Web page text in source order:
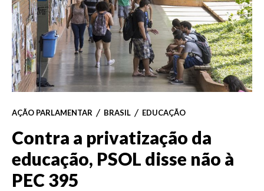
AÇÃO PARLAMENTAR BRASIL EDUCAÇÃO
Contra a privatização da
educação, PSOL disse não à
PEC 395